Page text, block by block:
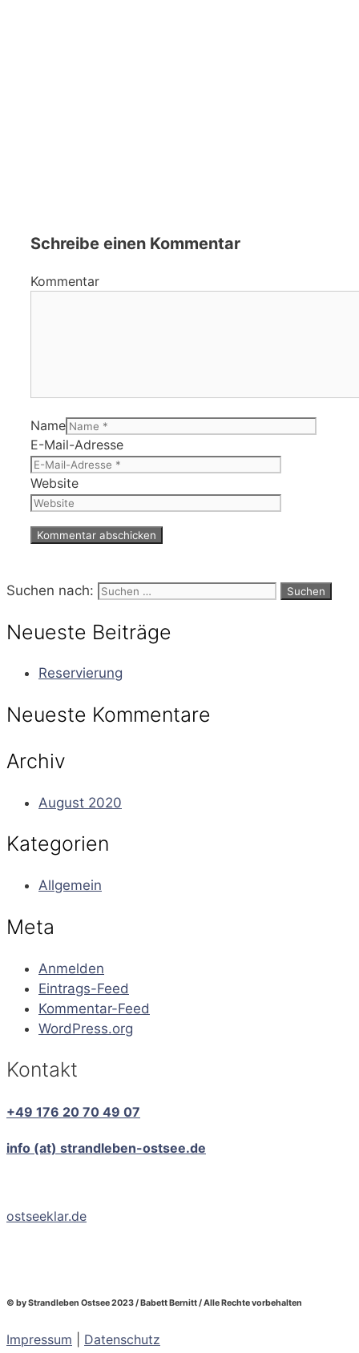
Schreibe einen Kommentar
Kommentar
Name
E-Mail-Adresse
Website
Suchen nach:
Neueste Beiträge
Reservierung
Neueste Kommentare
Archiv
August 2020
Kategorien
Allgemein
Meta
Anmelden
Eintrags-Feed
Kommentar-Feed
WordPress.org
Kontakt
+49 176 20 70 49 07
info (at) strandleben-ostsee.de
ostseeklar.de
© by Strandleben Ostsee 2023 / Babett Bernitt / Alle Rechte vorbehalten
Impressum Datenschutz